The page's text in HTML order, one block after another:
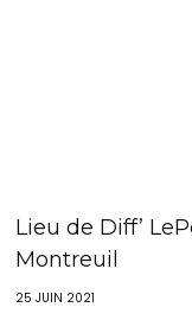
Lieu de Diff’
Montreuil
25 JUIN 2021